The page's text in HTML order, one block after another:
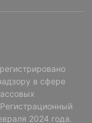
в сфере
2024 года.